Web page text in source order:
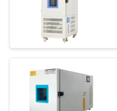
ΠΟΙΟΤΙΚΌΣ
ΈΛΕΓΧΟΣ
ΜΑΣ
ΕΛΆΤΕ